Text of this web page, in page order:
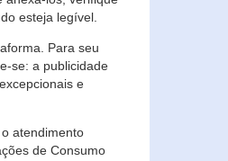
esteja legível.
Para seu
se: a publicidade
e
atendimento
de Consumo